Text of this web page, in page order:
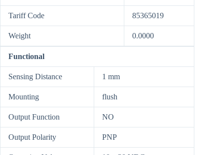
Tariff Code 85365019
Weight 0.0000
Functional
Sensing Distance 1 mm
Mounting flush
Output Function NO
Output Polarity PNP